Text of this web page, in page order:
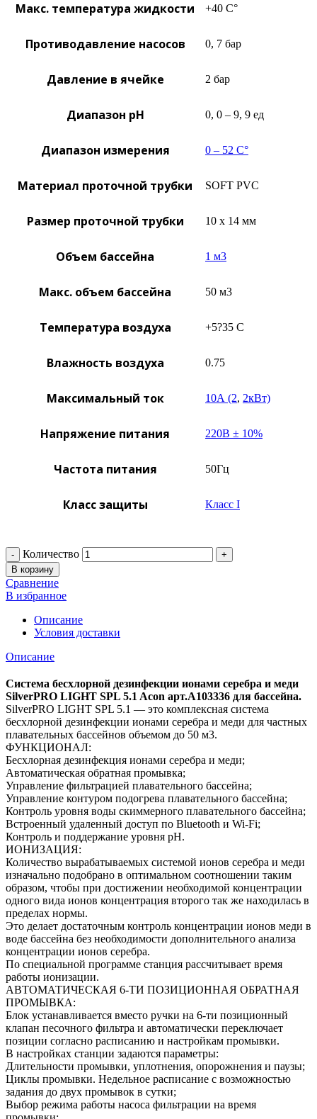
Макс. температура жидкости +40 С°
Противодавление насосов 0, 7 бар
Давление в ячейке 2 бар
Диапазон рН 0, 0 – 9, 9 ед
Диапазон измерения 0 – 52 С°
Материал проточной трубки SOFT PVC
Размер проточной трубки 10 х 14 мм
Объем бассейна 1 м3
Макс. объем бассейна 50 м3
Температура воздуха +5?35 C
Влажность воздуха 0.75
Максимальный ток 10А (2, 2кВт)
Напряжение питания 220В ± 10%
Частота питания 50Гц
Класс защиты Класс I
Количество
В корзину
Сравнение
В избранное
Описание
Условия доставки
Описание
Система беcхлорной дезинфекции ионами серебра и меди
SilverPRO LIGHT SPL 5.1 Acon арт.A103336 для бассейна.
SilverPRO LIGHT SPL 5.1 — это комплексная система
беcхлорной дезинфекции ионами серебра и меди для частных
плавательных бассейнов объемом до 50 м3.
ФУНКЦИОНАЛ:
Бесхлорная дезинфекция ионами серебра и меди;
Автоматическая обратная промывка;
Управление фильтрацией плавательного бассейна;
Управление контуром подогрева плавательного бассейна;
Контроль уровня воды скиммерного плавательного бассейна;
Встроенный удаленный доступ по Bluetooth и Wi-Fi;
Контроль и поддержание уровня pH.
ИОНИЗАЦИЯ:
Количество вырабатываемых системой ионов серебра и меди
изначально подобрано в оптимальном соотношении таким
образом, чтобы при достижении необходимой концентрации
одного вида ионов концентрация второго так же находилась в
пределах нормы.
Это делает достаточным контроль концентрации ионов меди в
воде бассейна без необходимости дополнительного анализа
концентрации ионов серебра.
По специальной программе станция рассчитывает время
работы ионизации.
АВТОМАТИЧЕСКАЯ 6-ТИ ПОЗИЦИОННАЯ ОБРАТНАЯ
ПРОМЫВКА:
Блок устанавливается вместо ручки на 6-ти позиционный
клапан песочного фильтра и автоматически переключает
позиции согласно расписанию и настройкам промывки.
В настройках станции задаются параметры:
Длительности промывки, уплотнения, опорожнения и паузы;
Циклы промывки. Недельное расписание с возможностью
задания до двух промывок в сутки;
Выбор режима работы насоса фильтрации на время